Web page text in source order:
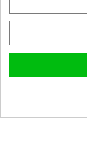
Información